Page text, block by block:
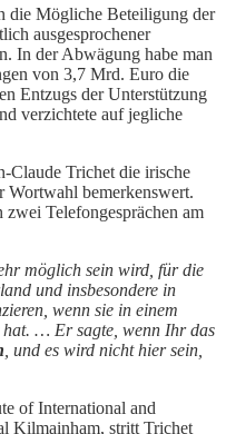
die Mögliche Beteiligung der
ausgesprochener
In der Abwägung habe man
von 3,7 Mrd. Euro die
Entzugs der Unterstützung
verzichtete auf jegliche
Claude Trichet die irische
Wortwahl bemerkenswert.
Telefongesprächen am
möglich sein wird, für die
und insbesondere in
wenn sie in einem
… Er sagte, wenn Ihr das
, und es wird nicht hier sein,
of International and
Kilmainham, stritt Trichet